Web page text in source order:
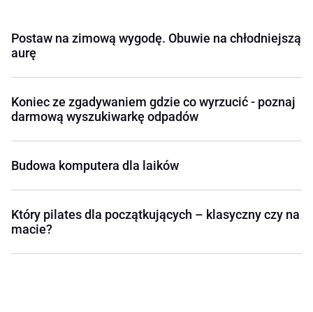
Postaw na zimową wygodę. Obuwie na chłodniejszą
aurę
Koniec ze zgadywaniem gdzie co wyrzucić - poznaj
darmową wyszukiwarkę odpadów
Budowa komputera dla laików
Który pilates dla początkujących – klasyczny czy na
macie?